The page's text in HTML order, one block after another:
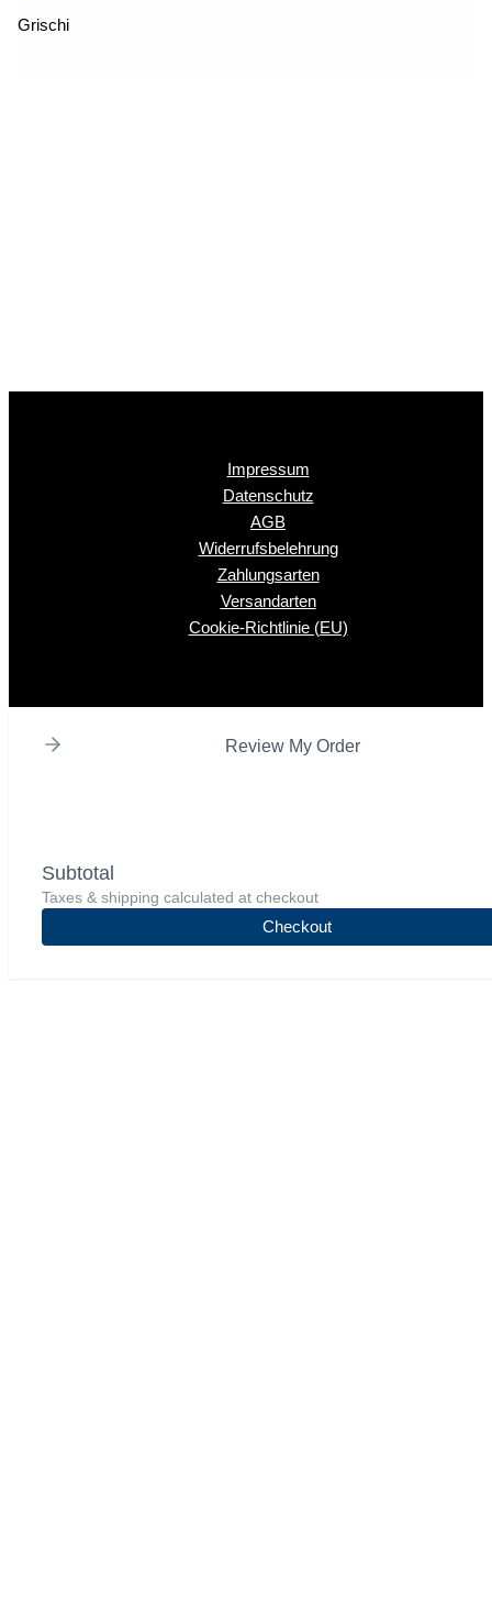
Grischi
Impressum
Datenschutz
AGB
Widerrufsbelehrung
Zahlungsarten
Versandarten
Cookie-Richtlinie (EU)
Review My Order
Subtotal
Taxes & shipping calculated at checkout
Checkout